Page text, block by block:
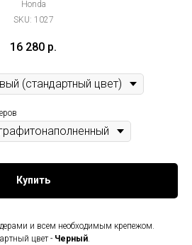
Honda
SKU: 1027
16 280 р.
Купить
и всем необходимым крепежом.
цвет - Черный.